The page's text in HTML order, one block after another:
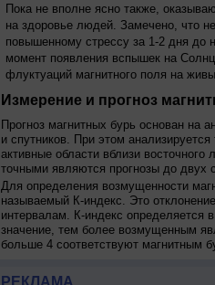
Пока не вполне ясно также,
на здоровье людей. Замечено, что
повышенному стрессу за 1-2 дня до
момент появления вспышек на
флуктуаций магнитного поля на
Измерение и прогноз
Прогноз магнитных бурь основан на
и спутников. При этом
активные области вблизи
точными являются прогнозы до двух
Для определения возмущенности
называемый К-индекс. Это
интервалам. К-индекс определяется
значение, тем более возмущенным
больше 4 соответствуют магнитным
РЕКЛАМА